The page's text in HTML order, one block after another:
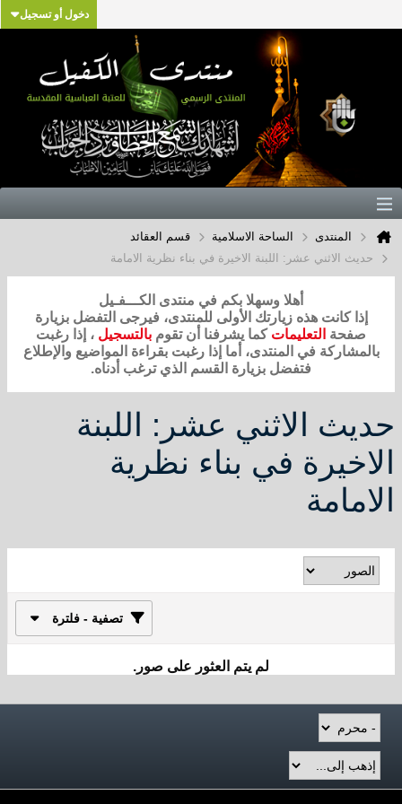
دخول أو تسجيل
المنتدى الساحة الاسلامية
قسم العقائد
حديث الاثني عشر: اللبنة الاخيرة في بناء نظرية الامامة
أهلا وسهلا بكم في منتدى الكـــفـيل
إذا كانت هذه زيارتك الأولى للمنتدى، فيرجى التفضل بزيارة
صفحة التعليمات كما يشرفنا أن تقوم بالتسجيل ، إذا رغبت
بالمشاركة في المنتدى، أما إذا رغبت بقراءة المواضيع والإطلاع
فتفضل بزيارة القسم الذي ترغب أدناه.
حديث الاثني عشر: اللبنة
الاخيرة في بناء نظرية
الامامة
تصفية - فلترة
لم يتم العثور على صور.